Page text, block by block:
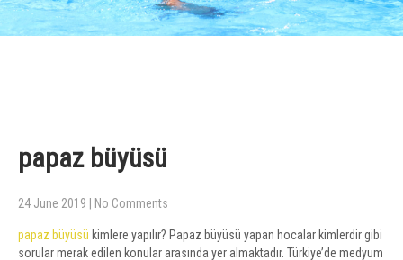
papaz büyüsü
24 June 2019 No Comments
papaz büyüsü kimlere yapılır? Papaz büyüsü yapan hocalar kimlerdir gibi
sorular merak edilen konular arasında yer almaktadır. Türkiye’de medyum